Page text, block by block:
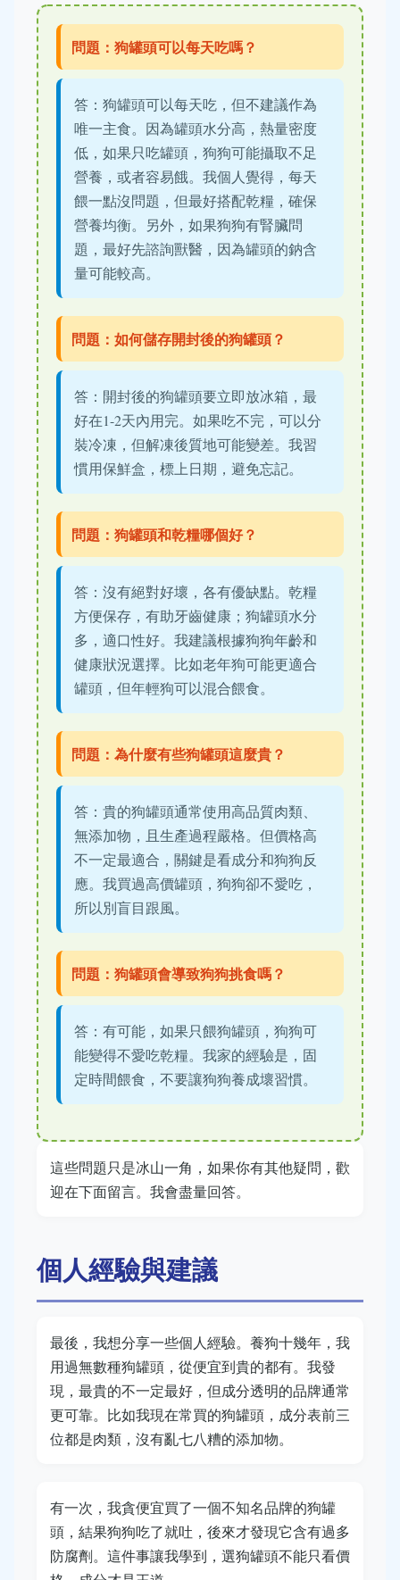
問題：狗罐頭可以每天吃嗎？
答：狗罐頭可以每天吃，但不建議作為
唯一主食。因為罐頭水分高，熱量密度
低，如果只吃罐頭，狗狗可能攝取不足
營養，或者容易餓。我個人覺得，每天
餵一點沒問題，但最好搭配乾糧，確保
營養均衡。另外，如果狗狗有腎臟問
題，最好先諮詢獸醫，因為罐頭的鈉含
量可能較高。
問題：如何儲存開封後的狗罐頭？
答：開封後的狗罐頭要立即放冰箱，最
好在1-2天內用完。如果吃不完，可以分
裝冷凍，但解凍後質地可能變差。我習
慣用保鮮盒，標上日期，避免忘記。
問題：狗罐頭和乾糧哪個好？
答：沒有絕對好壞，各有優缺點。乾糧
方便保存，有助牙齒健康；狗罐頭水分
多，適口性好。我建議根據狗狗年齡和
健康狀況選擇。比如老年狗可能更適合
罐頭，但年輕狗可以混合餵食。
問題：為什麼有些狗罐頭這麼貴？
答：貴的狗罐頭通常使用高品質肉類、
無添加物，且生產過程嚴格。但價格高
不一定最適合，關鍵是看成分和狗狗反
應。我買過高價罐頭，狗狗卻不愛吃，
所以別盲目跟風。
問題：狗罐頭會導致狗狗挑食嗎？
答：有可能，如果只餵狗罐頭，狗狗可
能變得不愛吃乾糧。我家的經驗是，固
定時間餵食，不要讓狗狗養成壞習慣。
這些問題只是冰山一角，如果你有其他疑問，歡
迎在下面留言。我會盡量回答。
個人經驗與建議
最後，我想分享一些個人經驗。養狗十幾年，我
用過無數種狗罐頭，從便宜到貴的都有。我發
現，最貴的不一定最好，但成分透明的品牌通常
更可靠。比如我現在常買的狗罐頭，成分表前三
位都是肉類，沒有亂七八糟的添加物。
有一次，我貪便宜買了一個不知名品牌的狗罐
頭，結果狗狗吃了就吐，後來才發現它含有過多
防腐劑。這件事讓我學到，選狗罐頭不能只看價